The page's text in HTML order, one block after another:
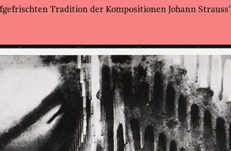
Tradition der Kompositionen Johann Strauss’